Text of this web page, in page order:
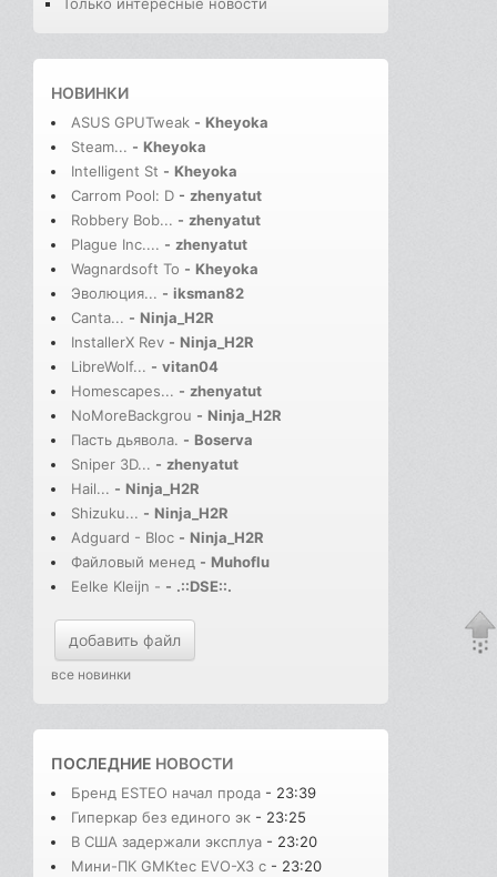
Только интересные новости
НОВИНКИ
ASUS GPUTweak - Kheyoka
Steam... - Kheyoka
Intelligent St - Kheyoka
Carrom Pool: D - zhenyatut
Robbery Bob... - zhenyatut
Plague Inc.... - zhenyatut
Wagnardsoft To - Kheyoka
Эволюция... - iksman82
Canta... - Ninja_H2R
InstallerX Rev - Ninja_H2R
LibreWolf... - vitan04
Homescapes... - zhenyatut
NoMoreBackgrou - Ninja_H2R
Пасть дьявола. - Boserva
Sniper 3D... - zhenyatut
Hail... - Ninja_H2R
Shizuku... - Ninja_H2R
Adguard - Bloc - Ninja_H2R
Файловый менед - Muhoflu
Eelke Kleijn - - .::DSE::.
добавить файл
все новинки
ПОСЛЕДНИЕ НОВОСТИ
Бренд ESTEO начал прода - 23:39
Гиперкар без единого эк - 23:25
В США задержали эксплуа - 23:20
Мини-ПК GMKtec EVO-X3 с - 23:20